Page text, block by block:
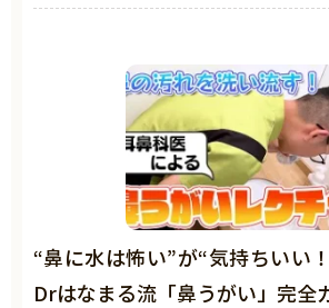
“鼻に水は怖い”が“気持ちい
Drはなまる流「鼻うがい」完全